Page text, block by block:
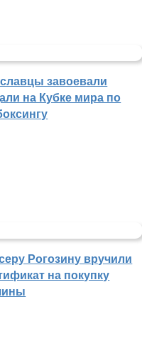
завоевали
на Кубке мира по
Рогозину вручили
на покупку